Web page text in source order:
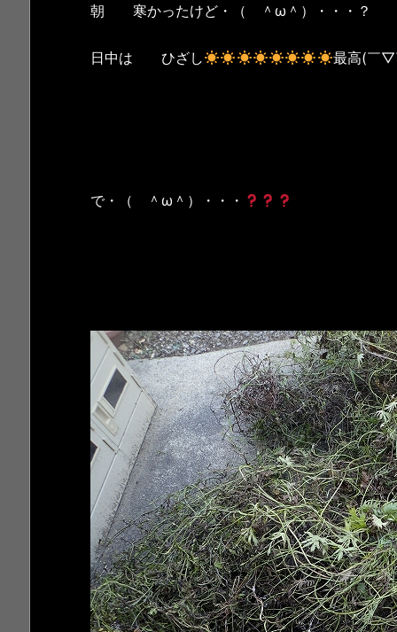
朝 寒かったけど・（ ＾ω＾）・・・？
日中は ひざし 最高(￣▽
で・（ ＾ω＾）・・・